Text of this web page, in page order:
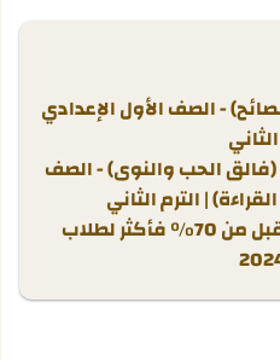
- الصف الأول الإعدادي
(فالق الحب والنوى) - الصف
| الترم الثاني
الأزهر الشريف | كليات تقبل من 70% فأكثر لطلاب